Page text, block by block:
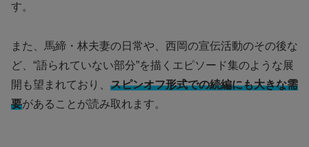
す。
また、馬締・林夫妻の日常や、西岡の宣伝活動のその後な
ど、“語られていない部分”を描くエピソード集のような展
開も望まれており、 スピンオフ形式での続編にも大きな需
要があることが読み取れます。